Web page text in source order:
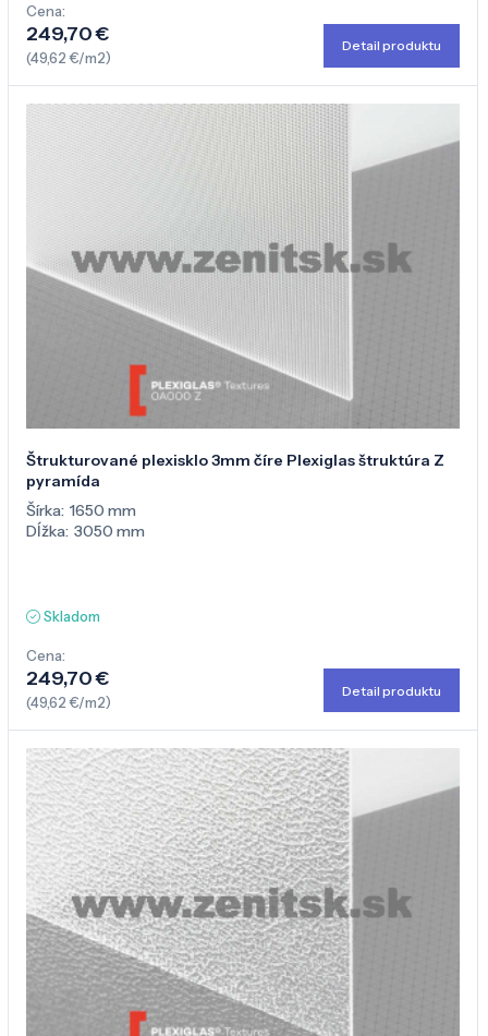
Cena:
249,70 €
(49,62 €/m2)
Detail produktu
Štrukturované plexisklo 3mm číre Plexiglas štruktúra Z
pyramída
Šírka: 1650 mm
Dĺžka: 3050 mm
Skladom
Cena:
249,70 €
(49,62 €/m2)
Detail produktu